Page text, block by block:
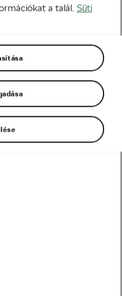
14:11-kor
a talál. Süti